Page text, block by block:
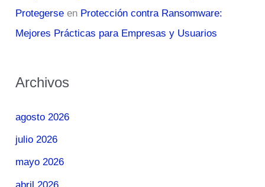
Protegerse en Protección contra Ransomware:
Mejores Prácticas para Empresas y Usuarios
Archivos
agosto 2026
julio 2026
mayo 2026
abril 2026